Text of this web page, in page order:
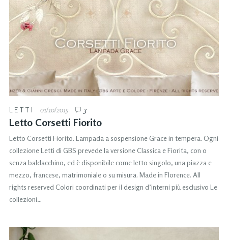
LETTI 01/10/2015 3
Letto Corsetti Fiorito
Letto Corsetti Fiorito. Lampada a sospensione Grace in tempera. Ogni
collezione Letti di GBS prevede la versione Classica e Fiorita, con o
senza baldacchino, ed è disponibile come letto singolo, una piazza e
mezzo, francese, matrimoniale o su misura. Made in Florence. All
rights reserved Colori coordinati per il design d’interni più esclusivo Le
collezioni…